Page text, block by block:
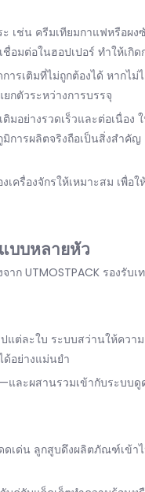
ช่น ครีมเทียมกาแฟหรือผ
มต่อในฮอปเปอร์ ทำให้เกิ
รเติมที่ไม่ถูกต้องได้ หาก
กตัวระหว่างการบรรจุ
มอย่างรวดเร็วและต่อเนื่
รผลิตจริงถือเป็นสิ่งสำคัญ
รื่องจักรให้เหมาะสม เพื่อ
บบหลายหัว
UTMOSTPACK รองรับ
ละใบ ระบบสว่านให้ควา
ด้อย่างแม่นยำ
ะผสานรวมเข้ากับระบบดู
น ลูกสูบดึงผลิตภัณฑ์เข้าไ